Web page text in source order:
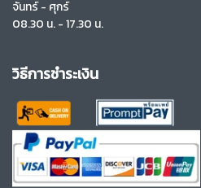
จันทร์ - ศุกร์
08.30 น. - 17.30 น.
วิธีการชำระเงิน